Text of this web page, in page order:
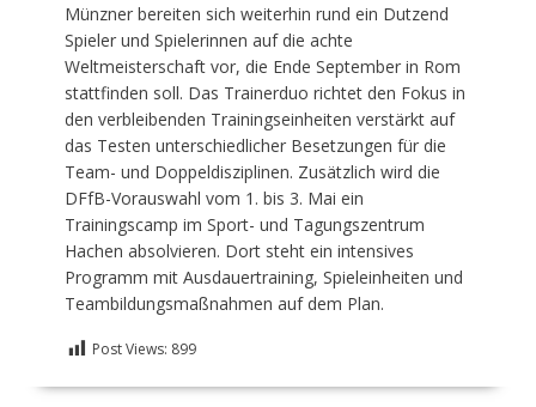
Münzner bereiten sich weiterhin rund ein Dutzend
Spieler und Spielerinnen auf die achte
Weltmeisterschaft vor, die Ende September in Rom
stattfinden soll. Das Trainerduo richtet den Fokus in
den verbleibenden Trainingseinheiten verstärkt auf
das Testen unterschiedlicher Besetzungen für die
Team- und Doppeldisziplinen. Zusätzlich wird die
DFfB-Vorauswahl vom 1. bis 3. Mai ein
Trainingscamp im Sport- und Tagungszentrum
Hachen absolvieren. Dort steht ein intensives
Programm mit Ausdauertraining, Spieleinheiten und
Teambildungsmaßnahmen auf dem Plan.
Post Views: 899